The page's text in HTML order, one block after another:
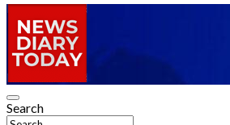
News Diary Today
Truth be told
Search